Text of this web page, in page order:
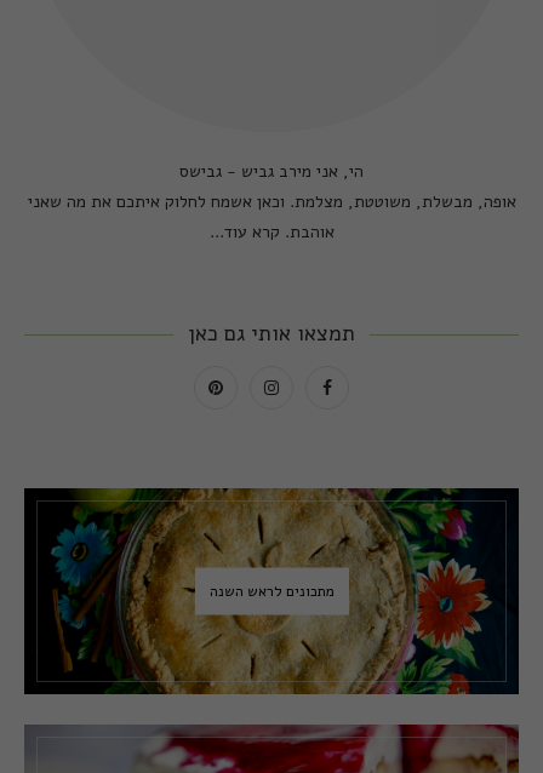
הי, אני מירב גביש - גבישס
אופה, מבשלת, משוטטת, מצלמת. וכאן אשמח לחלוק איתכם את מה שאני
אוהבת. קרא עוד...
תמצאו אותי גם כאן
מתכונים לראש השנה